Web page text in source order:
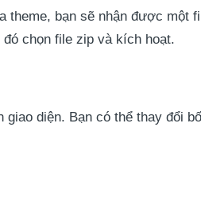
bạn sẽ nhận được một
chọn file zip và kích hoạt.
giao diện. Bạn có thể thay đổi